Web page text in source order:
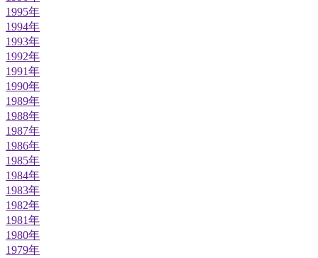
1995年
1994年
1993年
1992年
1991年
1990年
1989年
1988年
1987年
1986年
1985年
1984年
1983年
1982年
1981年
1980年
1979年